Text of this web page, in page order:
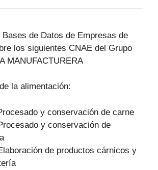
Bases de Datos de Empresas de
los siguientes CNAE del Grupo
MANUFACTURERA
la alimentación:
y conservación de carne
y conservación de
de productos cárnicos y